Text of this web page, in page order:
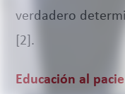
verdadero
[2].
Educación al